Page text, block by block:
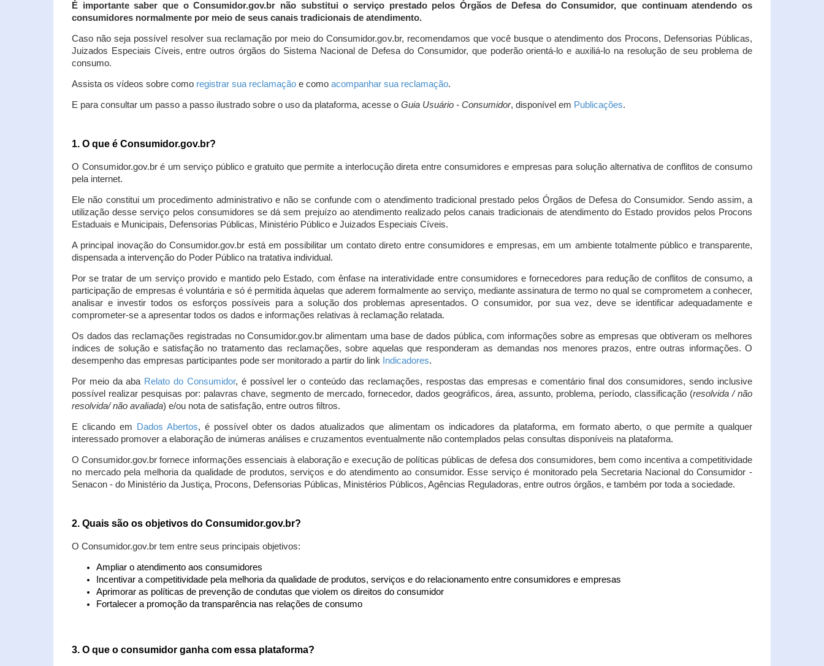
É importante saber que o Consumidor.gov.br não substitui o serviço prestado pelos Órgãos de Defesa do Consumidor, que continuam atendendo os
consumidores normalmente por meio de seus canais tradicionais de atendimento.
Caso não seja possível resolver sua reclamação por meio do Consumidor.gov.br, recomendamos que você busque o atendimento dos Procons, Defensorias Públicas,
Juizados Especiais Cíveis, entre outros órgãos do Sistema Nacional de Defesa do Consumidor, que poderão orientá-lo e auxiliá-lo na resolução de seu problema de
consumo.
Assista os vídeos sobre como registrar sua reclamação e como acompanhar sua reclamação.
E para consultar um passo a passo ilustrado sobre o uso da plataforma, acesse o Guia Usuário - Consumidor, disponível em Publicações.
1. O que é Consumidor.gov.br?
O Consumidor.gov.br é um serviço público e gratuito que permite a interlocução direta entre consumidores e empresas para solução alternativa de conflitos de consumo
pela internet.
Ele não constitui um procedimento administrativo e não se confunde com o atendimento tradicional prestado pelos Órgãos de Defesa do Consumidor. Sendo assim, a
utilização desse serviço pelos consumidores se dá sem prejuízo ao atendimento realizado pelos canais tradicionais de atendimento do Estado providos pelos Procons
Estaduais e Municipais, Defensorias Públicas, Ministério Público e Juizados Especiais Cíveis.
A principal inovação do Consumidor.gov.br está em possibilitar um contato direto entre consumidores e empresas, em um ambiente totalmente público e transparente,
dispensada a intervenção do Poder Público na tratativa individual.
Por se tratar de um serviço provido e mantido pelo Estado, com ênfase na interatividade entre consumidores e fornecedores para redução de conflitos de consumo, a
participação de empresas é voluntária e só é permitida àquelas que aderem formalmente ao serviço, mediante assinatura de termo no qual se comprometem a conhecer,
analisar e investir todos os esforços possíveis para a solução dos problemas apresentados. O consumidor, por sua vez, deve se identificar adequadamente e
comprometer-se a apresentar todos os dados e informações relativas à reclamação relatada.
Os dados das reclamações registradas no Consumidor.gov.br alimentam uma base de dados pública, com informações sobre as empresas que obtiveram os melhores
índices de solução e satisfação no tratamento das reclamações, sobre aquelas que responderam as demandas nos menores prazos, entre outras informações. O
desempenho das empresas participantes pode ser monitorado a partir do link
Indicadores.
Por meio da aba Relato do Consumidor, é possível ler o conteúdo das reclamações, respostas das empresas e comentário final dos consumidores, sendo inclusive
possível realizar pesquisas por: palavras chave, segmento de mercado, fornecedor, dados geográficos, área, assunto, problema, período, classificação (resolvida / não
resolvida/ não avaliada) e/ou nota de satisfação, entre outros filtros.
E clicando em Dados Abertos, é possível obter os dados atualizados que alimentam os indicadores da plataforma, em formato aberto, o que permite a qualquer
interessado promover a elaboração de inúmeras análises e cruzamentos eventualmente não contemplados pelas consultas disponíveis na plataforma.
O Consumidor.gov.br fornece informações essenciais à elaboração e execução de políticas públicas de defesa dos consumidores, bem como incentiva a competitividade
no mercado pela melhoria da qualidade de produtos, serviços e do atendimento ao consumidor. Esse serviço é monitorado pela Secretaria Nacional do Consumidor -
Senacon - do Ministério da Justiça, Procons, Defensorias Públicas, Ministérios Públicos, Agências Reguladoras, entre outros órgãos, e também por toda a sociedade.
2. Quais são os objetivos do Consumidor.gov.br?
O Consumidor.gov.br tem entre seus principais objetivos:
Ampliar o atendimento aos consumidores
Incentivar a competitividade pela melhoria da qualidade de produtos, serviços e do relacionamento entre consumidores e empresas
Aprimorar as políticas de prevenção de condutas que violem os direitos do consumidor
Fortalecer a promoção da transparência nas relações de consumo
3. O que o consumidor ganha com essa plataforma?